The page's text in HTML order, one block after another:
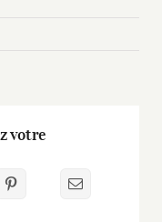
votre